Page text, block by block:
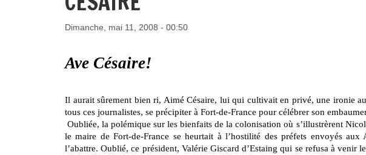
Dimanche, mai 11, 2008 - 00:50
Ave Césaire!
Il aurait sûrement bien ri, Aimé Césaire, lui qui cultivait en privé, une ironie
tous ces journalistes, se précipiter à Fort-de-France pour célébrer son
Oubliée, la polémique sur les bienfaits de la colonisation où s’illustrèrent
le maire de Fort-de-France se heurtait à l’hostilité des préfets envoyés
l’abattre. Oublié, ce président, Valérie Giscard d’Estaing qui se refusa à venir